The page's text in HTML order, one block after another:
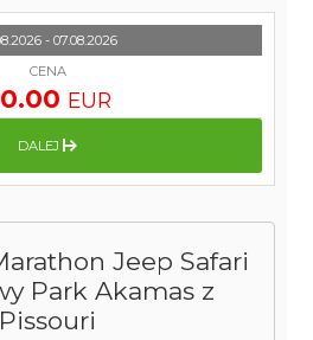
Jeep Safari
Park Akamas z
Pissouri
- 07.08.2026
CENA
EUR
DALEJ